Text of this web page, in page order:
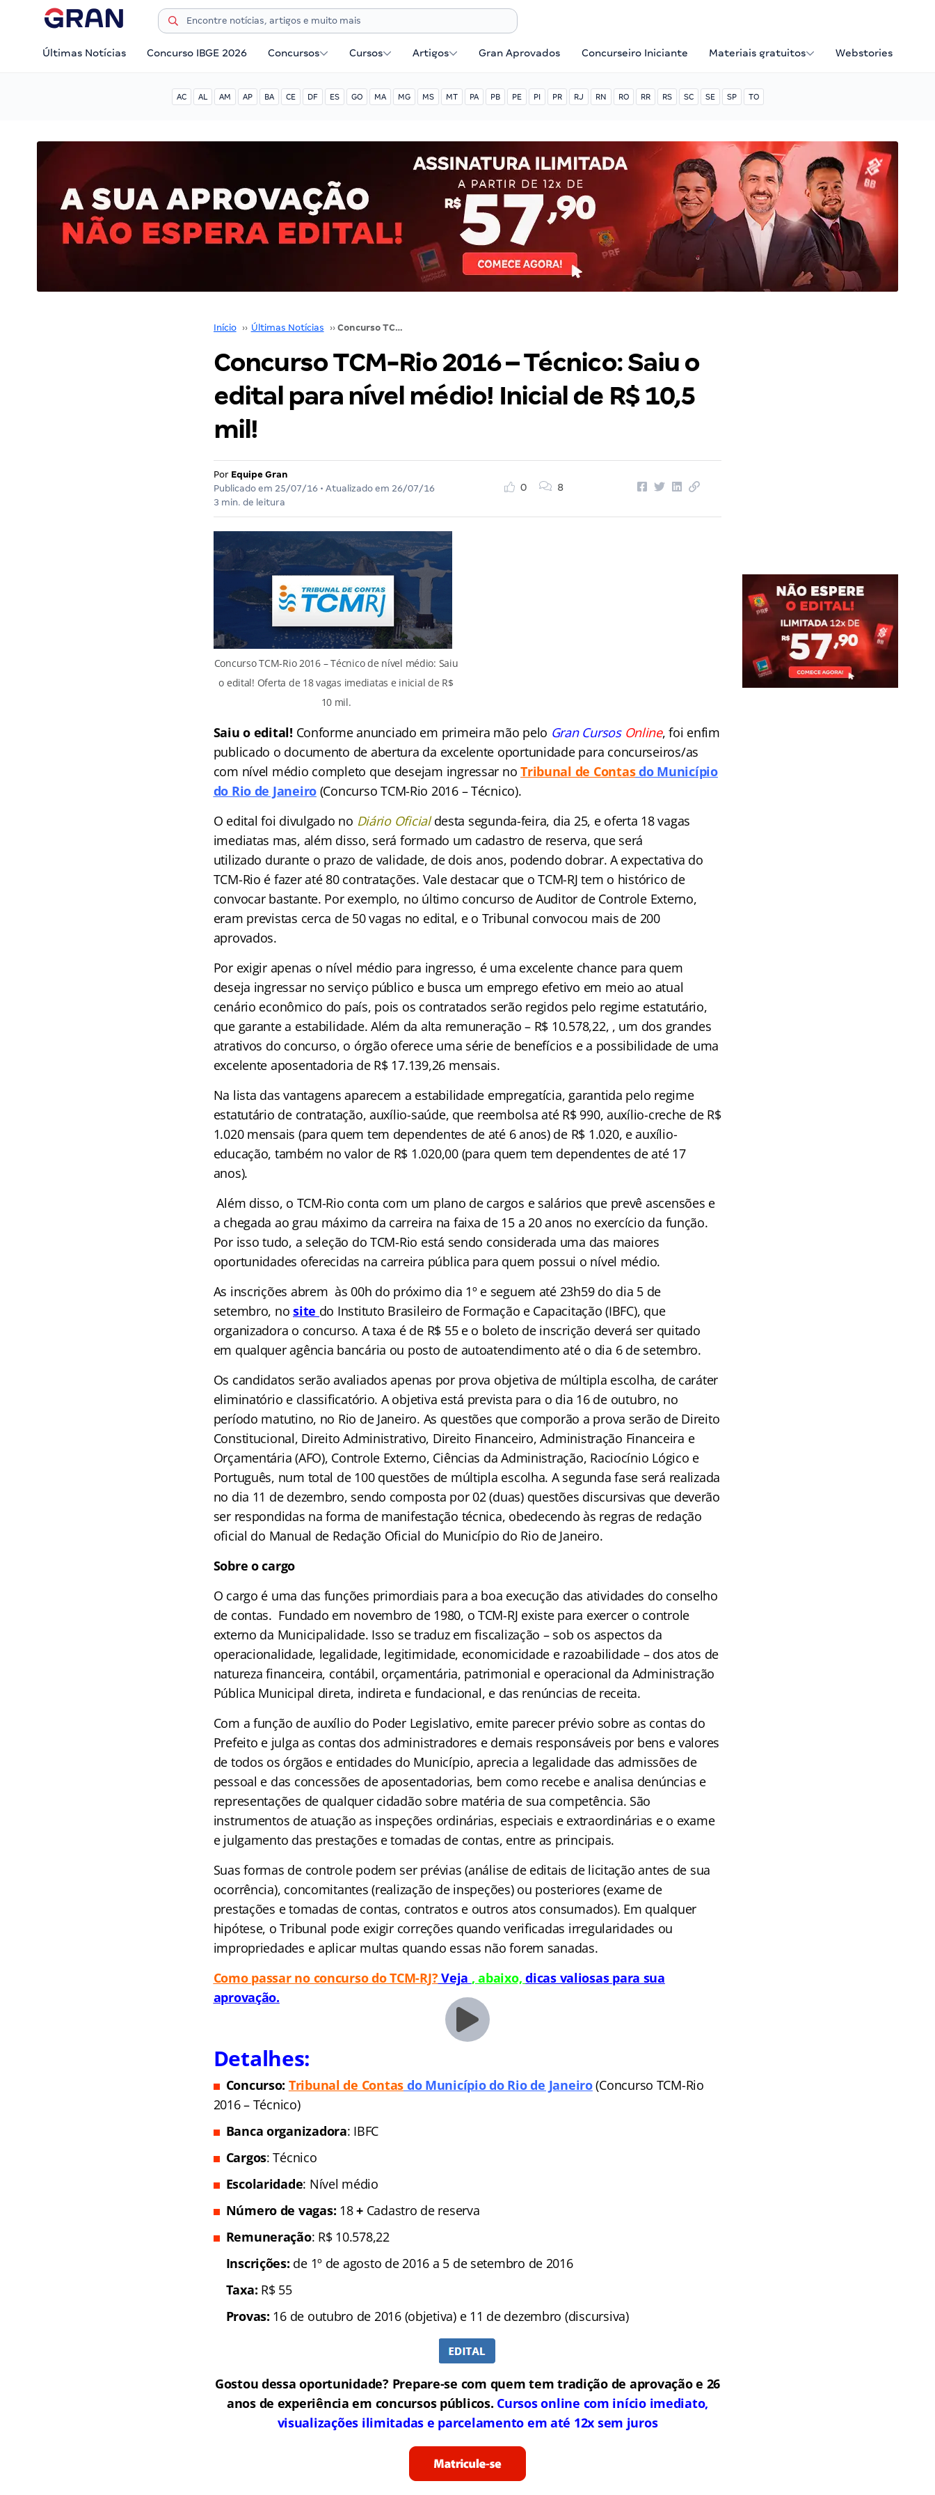
Últimas Notícias Concurso IBGE 2026 Concursos Cursos Artigos Gran Aprovados Concurseiro Iniciante Materiais gratuitos Webstories
AC AL AM AP BA CE DF ES GO MA MG MS MT PA PB PE PI PR RJ RN RO RR RS SC SE SP TO
Início ›› Últimas Notícias ›› Concurso TCM-Rio 2016 – Técnico: Saiu o edital para nível médio! Inicial de R$ 10,5 mil!
Concurso TCM-Rio 2016 – Técnico: Saiu o
edital para nível médio! Inicial de R$ 10,5
mil!
Por Equipe Gran
Publicado em 25/07/16 • Atualizado em 26/07/16
3 min. de leitura
0 8
Concurso TCM-Rio 2016 – Técnico de nível médio: Saiu
o edital! Oferta de 18 vagas imediatas e inicial de R$
10 mil.
Saiu o edital! Conforme anunciado em primeira mão pelo Gran Cursos Online, foi enfim
publicado o documento de abertura da excelente oportunidade para concurseiros/as
com nível médio completo que desejam ingressar no Tribunal de Contasdo Município
do Rio de Janeiro (Concurso TCM-Rio 2016 – Técnico).
O edital foi divulgado no Diário Oficial desta segunda-feira, dia 25, e oferta 18 vagas
imediatas mas, além disso, será formado um cadastro de reserva, que será
utilizado durante o prazo de validade, de dois anos, podendo dobrar. A expectativa do
TCM-Rio é fazer até 80 contratações. Vale destacar que o TCM-RJ tem o histórico de
convocar bastante. Por exemplo, no último concurso de Auditor de Controle Externo,
eram previstas cerca de 50 vagas no edital, e o Tribunal convocou mais de 200
aprovados.
Por exigir apenas o nível médio para ingresso, é uma excelente chance para quem
deseja ingressar no serviço público e busca um emprego efetivo em meio ao atual
cenário econômico do país, pois os contratados serão regidos pelo regime estatutário,
que garante a estabilidade. Além da alta remuneração – R$ 10.578,22, , um dos grandes
atrativos do concurso, o órgão oferece uma série de benefícios e a possibilidade de uma
excelente aposentadoria de R$ 17.139,26 mensais.
Na lista das vantagens aparecem a estabilidade empregatícia, garantida pelo regime
estatutário de contratação, auxílio-saúde, que reembolsa até R$ 990, auxílio-creche de R$
1.020 mensais (para quem tem dependentes de até 6 anos) de R$ 1.020, e auxílio-
educação, também no valor de R$ 1.020,00 (para quem tem dependentes de até 17
anos).
Além disso, o TCM-Rio conta com um plano de cargos e salários que prevê ascensões e
a chegada ao grau máximo da carreira na faixa de 15 a 20 anos no exercício da função.
Por isso tudo, a seleção do TCM-Rio está sendo considerada uma das maiores
oportunidades oferecidas na carreira pública para quem possui o nível médio.
As inscrições abrem às 00h do próximo dia 1º e seguem até 23h59 do dia 5 de
setembro, no site do Instituto Brasileiro de Formação e Capacitação (IBFC), que
organizadora o concurso. A taxa é de R$ 55 e o boleto de inscrição deverá ser quitado
em qualquer agência bancária ou posto de autoatendimento até o dia 6 de setembro.
Os candidatos serão avaliados apenas por prova objetiva de múltipla escolha, de caráter
eliminatório e classificatório. A objetiva está prevista para o dia 16 de outubro, no
período matutino, no Rio de Janeiro. As questões que comporão a prova serão de Direito
Constitucional, Direito Administrativo, Direito Financeiro, Administração Financeira e
Orçamentária (AFO), Controle Externo, Ciências da Administração, Raciocínio Lógico e
Português, num total de 100 questões de múltipla escolha. A segunda fase será realizada
no dia 11 de dezembro, sendo composta por 02 (duas) questões discursivas que deverão
ser respondidas na forma de manifestação técnica, obedecendo às regras de redação
oficial do Manual de Redação Oficial do Município do Rio de Janeiro.
Sobre o cargo
O cargo é uma das funções primordiais para a boa execução das atividades do conselho
de contas. Fundado em novembro de 1980, o TCM-RJ existe para exercer o controle
externo da Municipalidade. Isso se traduz em fiscalização – sob os aspectos da
operacionalidade, legalidade, legitimidade, economicidade e razoabilidade – dos atos de
natureza financeira, contábil, orçamentária, patrimonial e operacional da Administração
Pública Municipal direta, indireta e fundacional, e das renúncias de receita.
Com a função de auxílio do Poder Legislativo, emite parecer prévio sobre as contas do
Prefeito e julga as contas dos administradores e demais responsáveis por bens e valores
de todos os órgãos e entidades do Município, aprecia a legalidade das admissões de
pessoal e das concessões de aposentadorias, bem como recebe e analisa denúncias e
representações de qualquer cidadão sobre matéria de sua competência. São
instrumentos de atuação as inspeções ordinárias, especiais e extraordinárias e o exame
e julgamento das prestações e tomadas de contas, entre as principais.
Suas formas de controle podem ser prévias (análise de editais de licitação antes de sua
ocorrência), concomitantes (realização de inspeções) ou posteriores (exame de
prestações e tomadas de contas, contratos e outros atos consumados). Em qualquer
hipótese, o Tribunal pode exigir correções quando verificadas irregularidades ou
impropriedades e aplicar multas quando essas não forem sanadas.
Como passar no concurso do TCM-RJ?Veja , abaixo,dicas valiosas para sua
aprovação.
Detalhes:
Concurso: Tribunal de Contas do Município do Rio de Janeiro(Concurso TCM-Rio
2016 – Técnico)
Banca organizadora: IBFC
Cargos: Técnico
Escolaridade: Nível médio
Número de vagas: 18+ Cadastro de reserva
Remuneração: R$ 10.578,22
Inscrições: de 1º de agosto de 2016 a 5 de setembro de 2016
Taxa: R$ 55
Provas: 16 de outubro de 2016 (objetiva) e 11 de dezembro (discursiva)
Gostou dessa oportunidade? Prepare-se com quem tem tradição de aprovação e 26
anos de experiência em concursos públicos. Cursos online com início imediato,
visualizações ilimitadas e parcelamento em até 12x sem juros